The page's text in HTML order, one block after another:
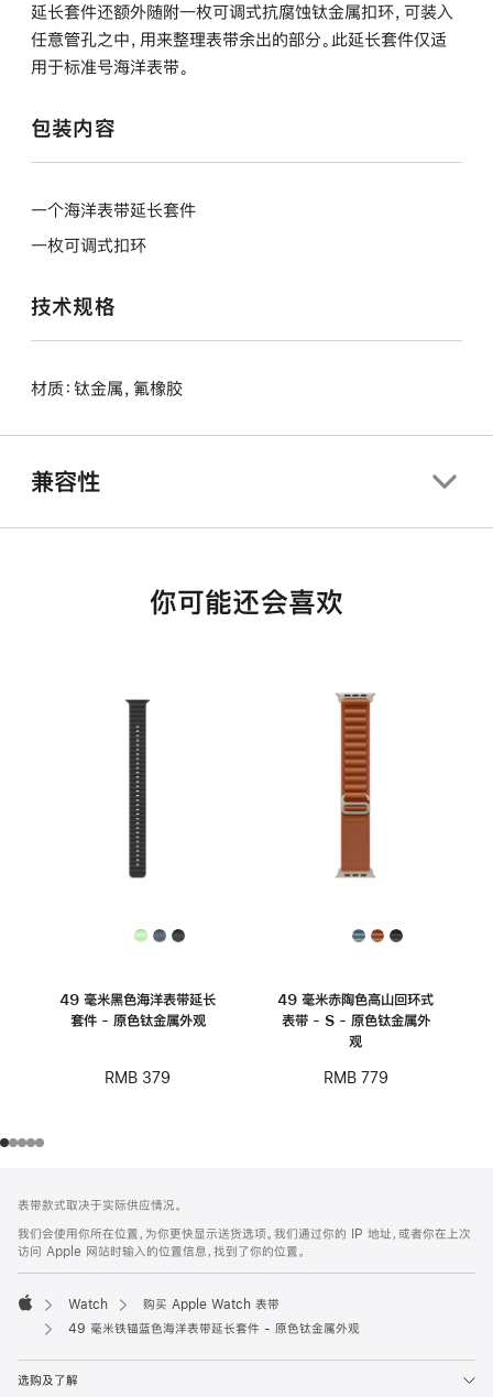
延长套件还额外随附一枚可调式抗腐蚀钛金属扣环，可装入
任意管孔之中，用来整理表带余出的部分。此延长套件仅适
用于标准号海洋表带。
包装内容
一个海洋表带延长套件
一枚可调式扣环
技术规格
材质：钛金属，氟橡胶
兼容性
你可能还会喜欢
49 毫米黑色海洋表带延长
套件 - 原色钛金属外观
RMB 379
49 毫米赤陶色高山回环式
表带 - S - 原色钛金属外
观
RMB 779
页
页
脚
注
表带款式取决于实际供应情况。
我们会使用你所在位置，为你更快显示送货选项。我们通过你的 IP 地址，或者你在上次
访问 Apple 网站时输入的位置信息，找到了你的位置。
Apple
Watch
购买 Apple Watch 表带
49 毫米铁锚蓝色海洋表带延长套件 - 原色钛金属外观
选购及了解